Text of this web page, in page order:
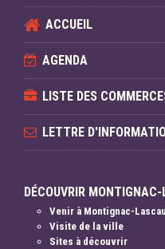
ACCUEIL
AGENDA
LISTE DES
LETTRE
DÉCOUVRIR
Venir à Montignac-
Visite de la ville
Sites à découvrir